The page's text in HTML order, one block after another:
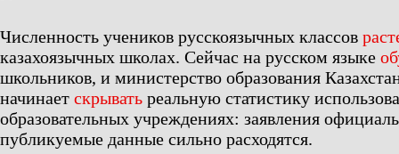
Численность учеников русскоязычных классов
казахоязычных школах. Сейчас на русском языке
школьников, и министерство образования
начинает скрывать реальную статистику
образовательных учреждениях: заявления
публикуемые данные сильно расходятся.